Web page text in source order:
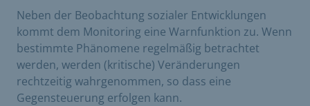
Neben der Beobachtung sozialer Entwicklungen
kommt dem Monitoring eine Warnfunktion zu. Wenn
bestimmte Phänomene regelmäßig betrachtet
werden, werden (kritische) Veränderungen
rechtzeitig wahrgenommen, so dass eine
Gegensteuerung erfolgen kann.